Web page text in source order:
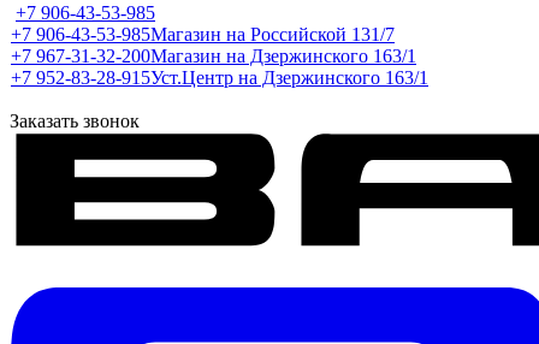
+7 906-43-53-985
+7 906-43-53-985Магазин на Российской 131/7
+7 967-31-32-200Магазин на Дзержинского 163/1
+7 952-83-28-915Уст.Центр на Дзержинского 163/1
Заказать звонок